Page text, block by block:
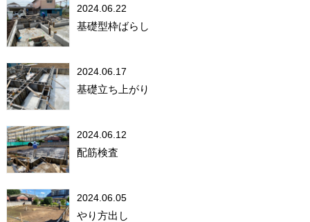
2024.06.22
基礎型枠ばらし
2024.06.17
基礎立ち上がり
2024.06.12
配筋検査
2024.06.05
やり方出し